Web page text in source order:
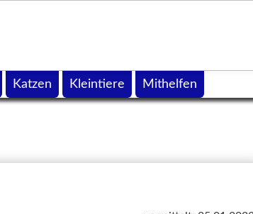
Katzen Kleintiere Mithelfen